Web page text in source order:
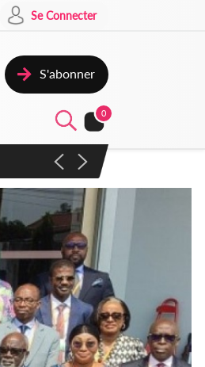
Se Connecter
S'abonner
0